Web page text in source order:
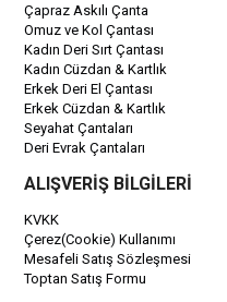
Çapraz Askılı Çanta
Omuz ve Kol Çantası
Kadın Deri Sırt Çantası
Kadın Cüzdan & Kartlık
Erkek Deri El Çantası
Erkek Cüzdan & Kartlık
Seyahat Çantaları
Deri Evrak Çantaları
ALIŞVERİŞ BİLGİLERİ
KVKK
Çerez(Cookie) Kullanımı
Mesafeli Satış Sözleşmesi
Toptan Satış Formu